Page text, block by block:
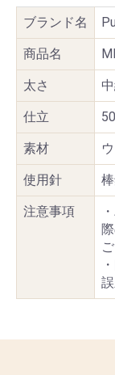
ブランド名
商品名
太さ
仕立
素材
使用針
注意事項